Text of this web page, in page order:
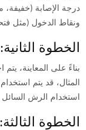
درجة الإصابة (خفيفة،
ونقاط الدخول (مثل
الخطوة
بناءً على المعاينة،
المثال، قد يتم
استخدام الرش السائل
الخطوة